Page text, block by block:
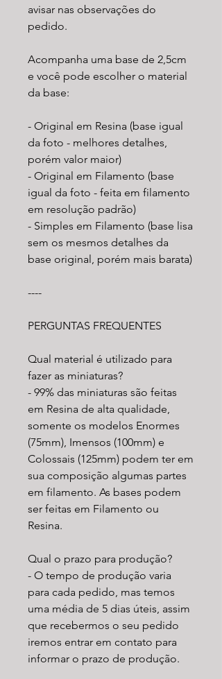
avisar nas observações do
pedido.
Acompanha uma base de 2,5cm
e você pode escolher o material
da base:
- Original em Resina (base igual
da foto - melhores detalhes,
porém valor maior)
- Original em Filamento (base
igual da foto - feita em filamento
em resolução padrão)
- Simples em Filamento (base lisa
sem os mesmos detalhes da
base original, porém mais barata)
----
PERGUNTAS FREQUENTES
Qual material é utilizado para
fazer as miniaturas?
- 99% das miniaturas são feitas
em Resina de alta qualidade,
somente os modelos Enormes
(75mm), Imensos (100mm) e
Colossais (125mm) podem ter em
sua composição algumas partes
em filamento. As bases podem
ser feitas em Filamento ou
Resina.
Qual o prazo para produção?
- O tempo de produção varia
para cada pedido, mas temos
uma média de 5 dias úteis, assim
que recebermos o seu pedido
iremos entrar em contato para
informar o prazo de produção.